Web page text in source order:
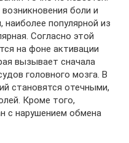
боли и
популярной из
Согласно этой
на фоне активации
вызывает сначала
головного мозга. В
становятся отечными,
Кроме того,
с нарушением обмена